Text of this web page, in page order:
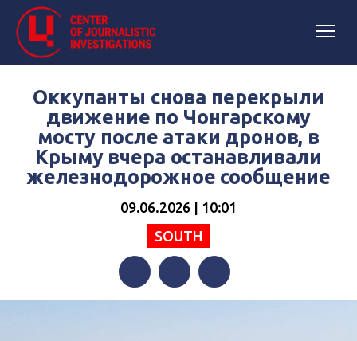
Оккупанты снова перекрыли
движение по Чонгарскому
мосту после атаки дронов, в
Крыму вчера останавливали
железнодорожное сообщение
09.06.2026 | 10:01
SOUTH
FacebookTwitterTelegram